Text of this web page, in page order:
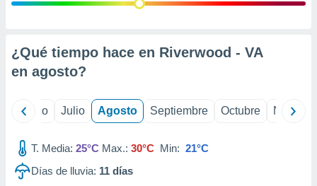
e
mediante
de
¿Qué tiempo hace en Riverwood - VA
en agosto?
Junio Julio Agosto Septiembre Octubre
T. Media: 25°C Max.: 30°C Min: 21°C
Días de lluvia: 11 días